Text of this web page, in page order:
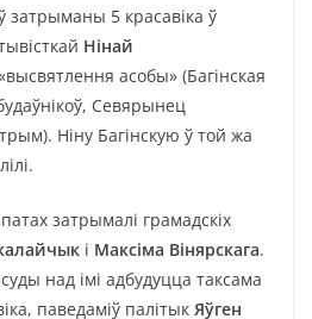
5 красавіка ў
Нінай
асобы» (Багінская
Севярынец
Ніну Багінскую ў той жа
затрымалі грамадскіх
і Максіма Вінярскага.
над імі адбудуцца таксама
паведаміў палітык Яўген